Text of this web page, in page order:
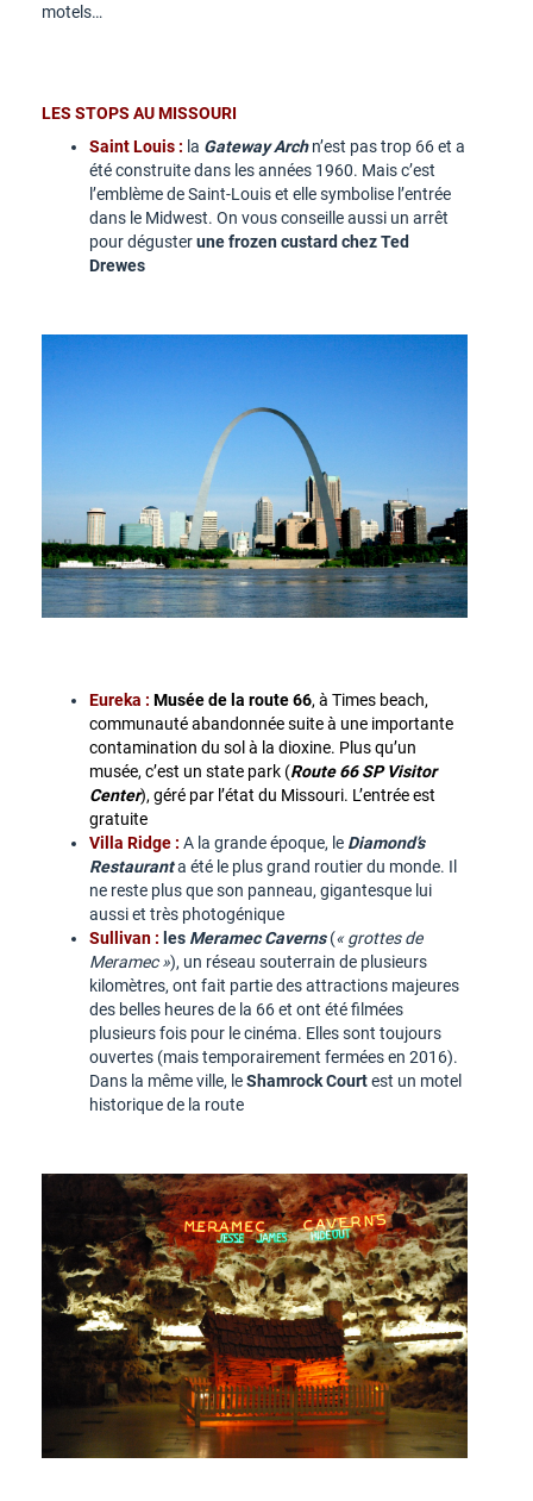
motels…
LES STOPS AU MISSOURI
Saint Louis : la Gateway Archn’est pas trop 66 et a
été construite dans les années 1960. Mais c’est
l’emblème de Saint-Louis et elle symbolise l’entrée
dans le Midwest. On vous conseille aussi un arrêt
pour dégusterune frozen custard chez Ted
Drewes
Eureka : Musée de la route 66, à Times beach,
communauté abandonnée suite à une importante
contamination du sol à la dioxine. Plus qu’un
musée, c’est un state park (Route 66 SP Visitor
Center), géré par l’état du Missouri. L’entrée est
gratuite
Villa Ridge : A la grande époque, le Diamond’s
Restauranta été le plus grand routier du monde. Il
ne reste plus que son panneau, gigantesque lui
aussi et très photogénique
Sullivan : les Meramec Caverns(« grottes de
Meramec »), un réseau souterrain de plusieurs
kilomètres, ont fait partie des attractions majeures
des belles heures de la 66 et ont été filmées
plusieurs fois pour le cinéma. Elles sont toujours
ouvertes (mais temporairement fermées en 2016).
Dans la même ville, leShamrock Courtest un motel
historique de la route